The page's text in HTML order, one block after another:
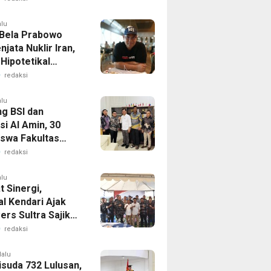
Masyarakat
Prabowo
Nuklir Iran,
redaksi
BSI dan
Al Amin, 30
Fakultas
Unsultra
redaksi
Sinergi,
Kendari Ajak
Sultra Sajikan
Akurat dan
redaksi
732 Lulusan,